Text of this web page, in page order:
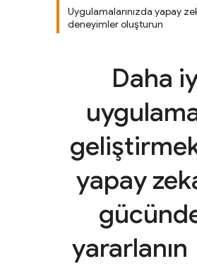
Uygulamalarınızda yapay
deneyimler oluşturun
Daha
yapay
yararlanın